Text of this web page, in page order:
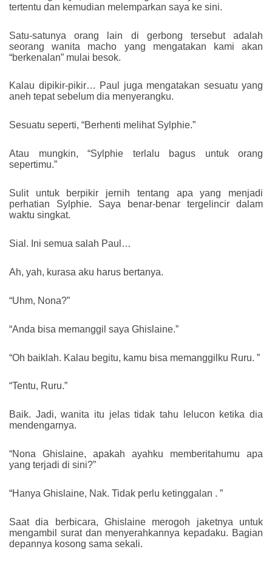
tertentu dan kemudian melemparkan saya ke sini.
Satu-satunya orang lain di gerbong tersebut adalah
seorang wanita macho yang mengatakan kami akan
“berkenalan” mulai besok.
Kalau dipikir-pikir… Paul juga mengatakan sesuatu yang
aneh tepat sebelum dia menyerangku.
Sesuatu seperti, “Berhenti melihat Sylphie.”
Atau mungkin, “Sylphie terlalu bagus untuk orang
sepertimu.”
Sulit untuk berpikir jernih tentang apa yang menjadi
perhatian Sylphie. Saya benar-benar tergelincir dalam
waktu singkat.
Sial. Ini semua salah Paul…
Ah, yah, kurasa aku harus bertanya.
“Uhm, Nona?”
“Anda bisa memanggil saya Ghislaine.”
“Oh baiklah. Kalau begitu, kamu bisa memanggilku Ruru. ”
“Tentu, Ruru.”
Baik. Jadi, wanita itu jelas tidak tahu lelucon ketika dia
mendengarnya.
“Nona Ghislaine, apakah ayahku memberitahumu apa
yang terjadi di sini?”
“Hanya Ghislaine, Nak. Tidak perlu ketinggalan . ”
Saat dia berbicara, Ghislaine merogoh jaketnya untuk
mengambil surat dan menyerahkannya kepadaku. Bagian
depannya kosong sama sekali.